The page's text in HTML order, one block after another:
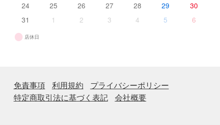
24
25 26 27 28 29
30
31
1 2 3 4 5 6
店休日
免責事項 利用規約
プライバシーポリシー
特定商取引法に基づく表記
会社概要